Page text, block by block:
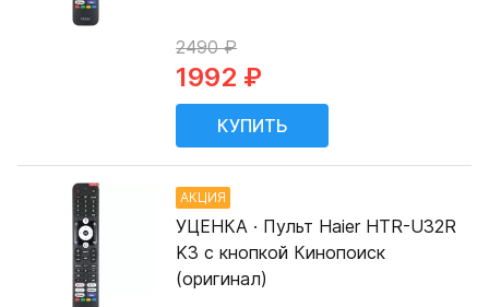
2490 ₽
1992 ₽
АКЦИЯ
УЦЕНКА · Пульт Haier HTR-U32R
K3 с кнопкой Кинопоиск
(оригинал)